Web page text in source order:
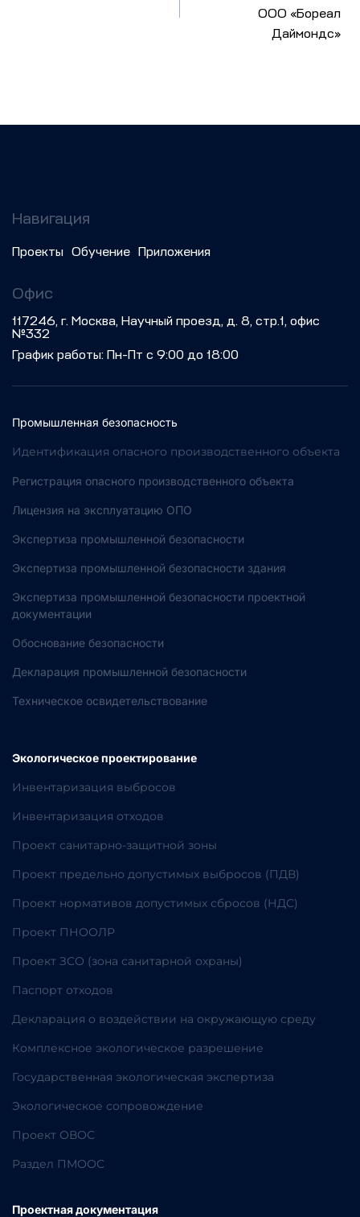
ООО «Бореал
Даймондс»
Навигация
Проекты Обучение Приложения
Офис
117246, г. Москва, Научный проезд, д. 8, стр.1, офис
№332
График работы: Пн-Пт с 9:00 до 18:00
Промышленная безопасность
Идентификация опасного производственного объекта
Регистрация опасного производственного объекта
Лицензия на эксплуатацию ОПО
Экспертиза промышленной безопасности
Экспертиза промышленной безопасности здания
Экспертиза промышленной безопасности проектной
документации
Обоснование безопасности
Декларация промышленной безопасности
Техническое освидетельствование
Экологическое проектирование
Инвентаризация выбросов
Инвентаризация отходов
Проект санитарно-защитной зоны
Проект предельно допустимых выбросов (ПДВ)
Проект нормативов допустимых сбросов (НДС)
Проект ПНООЛР
Проект ЗСО (зона санитарной охраны)
Паспорт отходов
Декларация о воздействии на окружающую среду
Комплексное экологическое разрешение
Государственная экологическая экспертиза
Экологическое сопровождение
Проект ОВОС
Раздел ПМООС
Проектная документация